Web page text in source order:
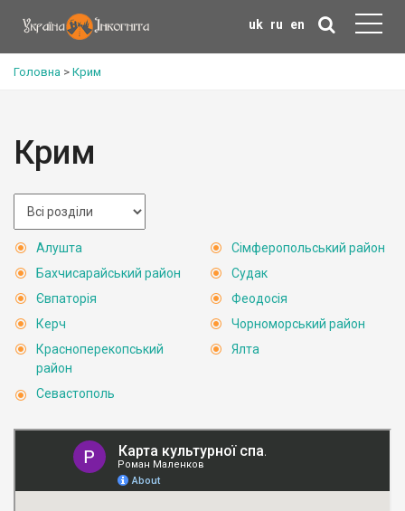
uk ru en
Головна > Крим
Крим
Алушта
Бахчисарайський район
Євпаторія
Керч
Красноперекопський
район
Севастополь
Сімферопольський район
Судак
Феодосія
Чорноморський район
Ялта